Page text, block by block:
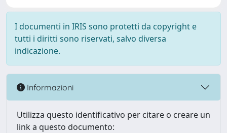
I documenti in IRIS sono protetti da copyright e
tutti i diritti sono riservati, salvo diversa
indicazione.
Informazioni
Utilizza questo identificativo per citare o creare un
link a questo documento: